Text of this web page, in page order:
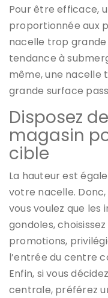
Pour être efficace,
proportionnée aux
nacelle trop
tendance à
même, une nacelle
grande surface
Disposez
magasin
cible
La hauteur est
votre nacelle. Donc,
vous voulez que les
gondoles,
promotions,
l’entrée du centre
Enfin, si vous
centrale, préférez